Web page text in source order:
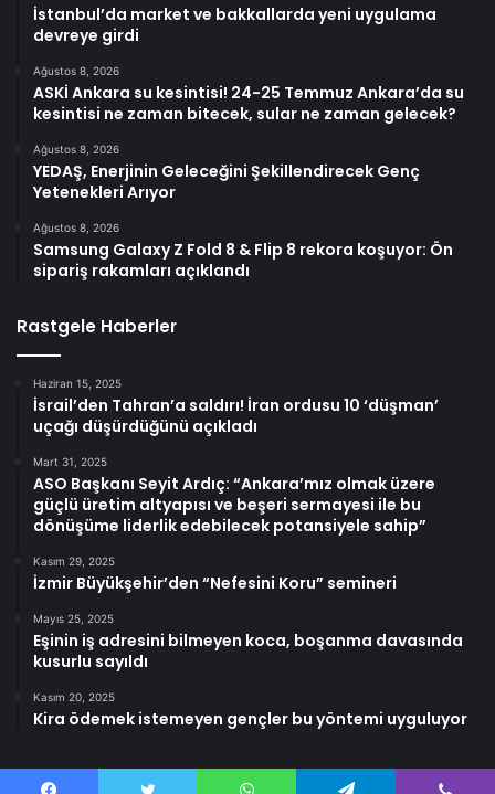
İstanbul’da market ve bakkallarda yeni uygulama
devreye girdi
Ağustos 8, 2026
ASKİ Ankara su kesintisi! 24-25 Temmuz Ankara’da su
kesintisi ne zaman bitecek, sular ne zaman gelecek?
Ağustos 8, 2026
YEDAŞ, Enerjinin Geleceğini Şekillendirecek Genç
Yetenekleri Arıyor
Ağustos 8, 2026
Samsung Galaxy Z Fold 8 & Flip 8 rekora koşuyor: Ön
sipariş rakamları açıklandı
Rastgele Haberler
Haziran 15, 2025
İsrail’den Tahran’a saldırı! İran ordusu 10 ‘düşman’
uçağı düşürdüğünü açıkladı
Mart 31, 2025
ASO Başkanı Seyit Ardıç: “Ankara’mız olmak üzere
güçlü üretim altyapısı ve beşeri sermayesi ile bu
dönüşüme liderlik edebilecek potansiyele sahip”
Kasım 29, 2025
İzmir Büyükşehir’den “Nefesini Koru” semineri
Mayıs 25, 2025
Eşinin iş adresini bilmeyen koca, boşanma davasında
kusurlu sayıldı
Kasım 20, 2025
Kira ödemek istemeyen gençler bu yöntemi uyguluyor